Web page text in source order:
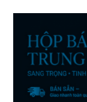
Trị
Của
Món
Quà”